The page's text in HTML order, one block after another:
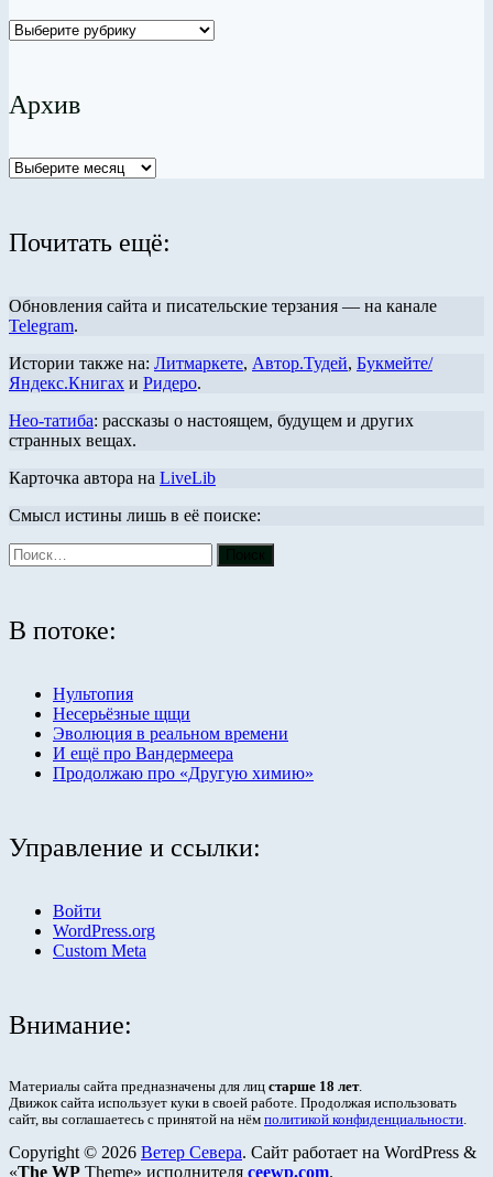
Рубрики
Архив
Архив
Почитать ещё:
Обновления сайта и писательские терзания — на канале
Telegram.
Истории также на: Литмаркете, Автор.Тудей, Букмейте/
Яндекс.Книгах и Ридеро.
Нео-татиба: рассказы о настоящем, будущем и других
странных вещах.
Карточка автора на LiveLib
Смысл истины лишь в её поиске:
В потоке:
Нультопия
Несерьёзные щщи
Эволюция в реальном времени
И ещё про Вандермеера
Продолжаю про «Другую химию»
Управление и ссылки:
Войти
WordPress.org
Custom Meta
Внимание:
Материалы сайта предназначены для лиц старше 18 лет.
Движок сайта использует куки в своей работе. Продолжая использовать
сайт, вы соглашаетесь с принятой на нём политикой конфиденциальности
Copyright © 2026 Ветер Севера. Сайт работает на WordPress &
«The WP Theme» исполнителя ceewp.com.